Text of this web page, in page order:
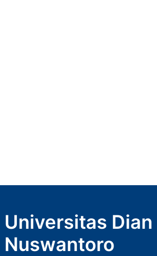
Universitas Dian
Nuswantoro